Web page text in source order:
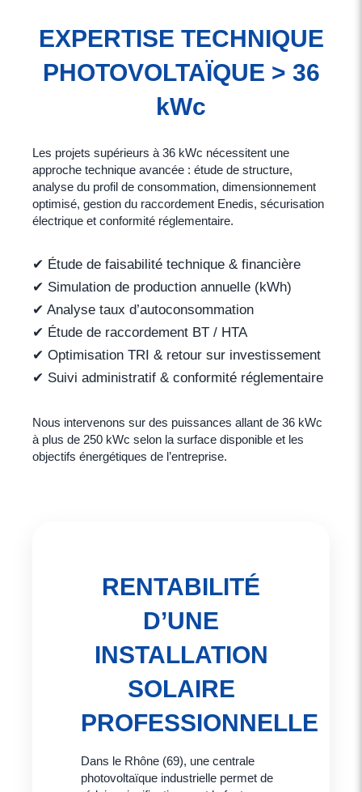
EXPERTISE TECHNIQUE
PHOTOVOLTAÏQUE > 36
kWc
Les projets supérieurs à 36 kWc nécessitent une
approche technique avancée : étude de structure,
analyse du profil de consommation, dimensionnement
optimisé, gestion du raccordement Enedis, sécurisation
électrique et conformité réglementaire.
✔ Étude de faisabilité technique & financière
✔ Simulation de production annuelle (kWh)
✔ Analyse taux d’autoconsommation
✔ Étude de raccordement BT / HTA
✔ Optimisation TRI & retour sur investissement
✔ Suivi administratif & conformité réglementaire
Nous intervenons sur des puissances allant de 36 kWc
à plus de 250 kWc selon la surface disponible et les
objectifs énergétiques de l’entreprise.
RENTABILITÉ
D’UNE
INSTALLATION
SOLAIRE
PROFESSIONNELLE
Dans le Rhône (69), une centrale
photovoltaïque industrielle permet de